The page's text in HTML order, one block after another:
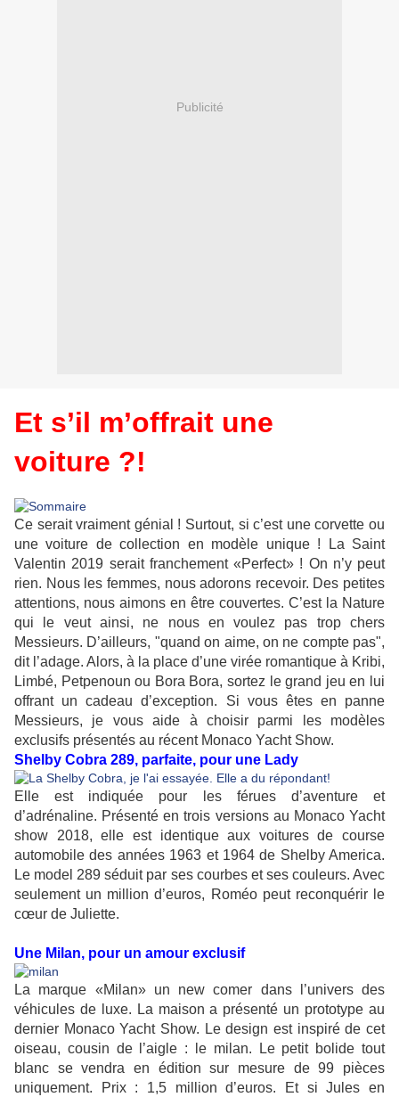
Publicité
Et s’il m’offrait une
voiture ?!
Ce serait vraiment génial ! Surtout, si c’est une corvette ou
une voiture de collection en modèle unique ! La Saint
Valentin 2019 serait franchement «Perfect» ! On n’y peut
rien. Nous les femmes, nous adorons recevoir. Des petites
attentions, nous aimons en être couvertes. C’est la Nature
qui le veut ainsi, ne nous en voulez pas trop chers
Messieurs. D’ailleurs, "quand on aime, on ne compte pas",
dit l’adage. Alors, à la place d’une virée romantique à Kribi,
Limbé, Petpenoun ou Bora Bora, sortez le grand jeu en lui
offrant un cadeau d’exception. Si vous êtes en panne
Messieurs, je vous aide à choisir parmi les modèles
exclusifs présentés au récent Monaco Yacht Show.
Shelby Cobra 289, parfaite, pour une Lady
Elle est indiquée pour les férues d’aventure et
d’adrénaline. Présenté en trois versions au Monaco Yacht
show 2018, elle est identique aux voitures de course
automobile des années 1963 et 1964 de Shelby America.
Le model 289 séduit par ses courbes et ses couleurs. Avec
seulement un million d’euros, Roméo peut reconquérir le
cœur de Juliette.
Une Milan, pour un amour exclusif
La marque «Milan» un new comer dans l’univers des
véhicules de luxe. La maison a présenté un prototype au
dernier Monaco Yacht Show. Le design est inspiré de cet
oiseau, cousin de l’aigle : le milan. Le petit bolide tout
blanc se vendra en édition sur mesure de 99 pièces
uniquement. Prix : 1,5 million d’euros. Et si Jules en